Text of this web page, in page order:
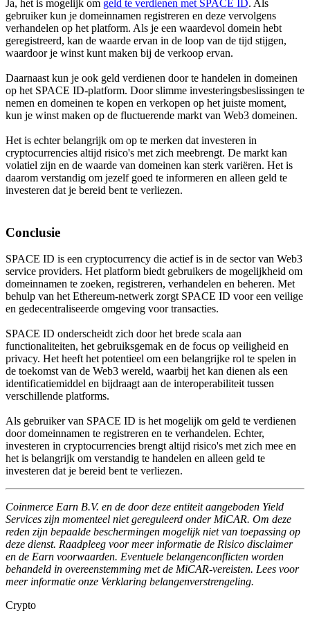
Ja, het is mogelijk om geld te verdienen met SPACE ID. Als
gebruiker kun je domeinnamen registreren en deze vervolgens
verhandelen op het platform. Als je een waardevol domein hebt
geregistreerd, kan de waarde ervan in de loop van de tijd stijgen,
waardoor je winst kunt maken bij de verkoop ervan.
Daarnaast kun je ook geld verdienen door te handelen in domeinen
op het SPACE ID-platform. Door slimme investeringsbeslissingen te
nemen en domeinen te kopen en verkopen op het juiste moment,
kun je winst maken op de fluctuerende markt van Web3 domeinen.
Het is echter belangrijk om op te merken dat investeren in
cryptocurrencies altijd risico's met zich meebrengt. De markt kan
volatiel zijn en de waarde van domeinen kan sterk variëren. Het is
daarom verstandig om jezelf goed te informeren en alleen geld te
investeren dat je bereid bent te verliezen.
Conclusie
SPACE ID is een cryptocurrency die actief is in de sector van Web3
service providers. Het platform biedt gebruikers de mogelijkheid om
domeinnamen te zoeken, registreren, verhandelen en beheren. Met
behulp van het Ethereum-netwerk zorgt SPACE ID voor een veilige
en gedecentraliseerde omgeving voor transacties.
SPACE ID onderscheidt zich door het brede scala aan
functionaliteiten, het gebruiksgemak en de focus op veiligheid en
privacy. Het heeft het potentieel om een belangrijke rol te spelen in
de toekomst van de Web3 wereld, waarbij het kan dienen als een
identificatiemiddel en bijdraagt aan de interoperabiliteit tussen
verschillende platforms.
Als gebruiker van SPACE ID is het mogelijk om geld te verdienen
door domeinnamen te registreren en te verhandelen. Echter,
investeren in cryptocurrencies brengt altijd risico's met zich mee en
het is belangrijk om verstandig te handelen en alleen geld te
investeren dat je bereid bent te verliezen.
Coinmerce Earn B.V. en de door deze entiteit aangeboden Yield
Services zijn momenteel niet gereguleerd onder MiCAR. Om deze
reden zijn bepaalde beschermingen mogelijk niet van toepassing op
deze dienst. Raadpleeg voor meer informatie de Risico disclaimer
en de Earn voorwaarden. Eventuele belangenconflicten worden
behandeld in overeenstemming met de MiCAR-vereisten. Lees voor
meer informatie onze Verklaring belangenverstrengeling.
Crypto